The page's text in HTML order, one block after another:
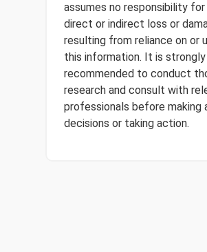
assumes no responsibility for
direct or indirect loss or
resulting from reliance on or
this information. It is strongly
recommended to conduct
research and consult with
professionals before making
decisions or taking action.